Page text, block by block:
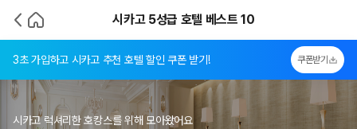
시카고 5성급 호텔 베스트 10
3초 가입하고 시카고 추천 호텔 할인 쿠폰 받기! 쿠폰받기
시카고 럭셔리한 호캉스를 위해 모아왔어요